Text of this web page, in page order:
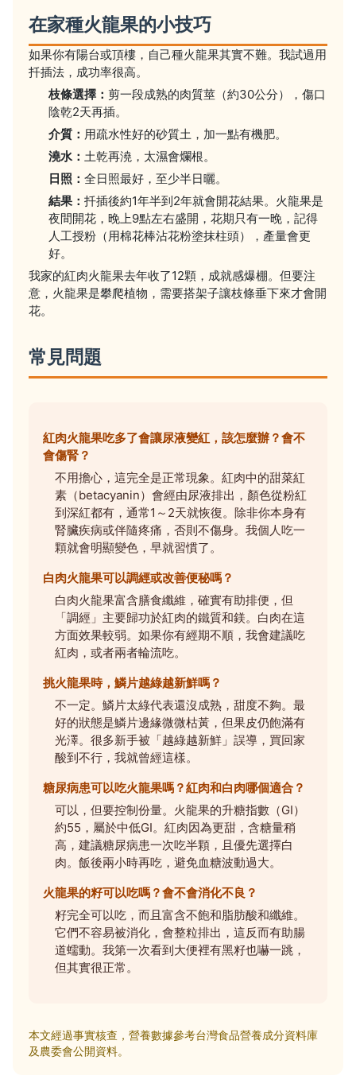
在家種火龍果的小技巧
如果你有陽台或頂樓，自己種火龍果其實不難。我試過用
扦插法，成功率很高。
枝條選擇： 剪一段成熟的肉質莖（約30公分），傷口
陰乾2天再插。
介質： 用疏水性好的砂質土，加一點有機肥。
澆水： 土乾再澆，太濕會爛根。
日照： 全日照最好，至少半日曬。
結果： 扦插後約1年半到2年就會開花結果。火龍果是
夜間開花，晚上9點左右盛開，花期只有一晚，記得
人工授粉（用棉花棒沾花粉塗抹柱頭），產量會更
好。
我家的紅肉火龍果去年收了12顆，成就感爆棚。但要注
意，火龍果是攀爬植物，需要搭架子讓枝條垂下來才會開
花。
常見問題
紅肉火龍果吃多了會讓尿液變紅，該怎麼辦？會不
會傷腎？
不用擔心，這完全是正常現象。紅肉中的甜菜紅
素（betacyanin）會經由尿液排出，顏色從粉紅
到深紅都有，通常1～2天就恢復。除非你本身有
腎臟疾病或伴隨疼痛，否則不傷身。我個人吃一
顆就會明顯變色，早就習慣了。
白肉火龍果可以調經或改善便秘嗎？
白肉火龍果富含膳食纖維，確實有助排便，但
「調經」主要歸功於紅肉的鐵質和鎂。白肉在這
方面效果較弱。如果你有經期不順，我會建議吃
紅肉，或者兩者輪流吃。
挑火龍果時，鱗片越綠越新鮮嗎？
不一定。鱗片太綠代表還沒成熟，甜度不夠。最
好的狀態是鱗片邊緣微微枯黃，但果皮仍飽滿有
光澤。很多新手被「越綠越新鮮」誤導，買回家
酸到不行，我就曾經這樣。
糖尿病患可以吃火龍果嗎？紅肉和白肉哪個適合？
可以，但要控制份量。火龍果的升糖指數（GI）
約55，屬於中低GI。紅肉因為更甜，含糖量稍
高，建議糖尿病患一次吃半顆，且優先選擇白
肉。飯後兩小時再吃，避免血糖波動過大。
火龍果的籽可以吃嗎？會不會消化不良？
籽完全可以吃，而且富含不飽和脂肪酸和纖維。
它們不容易被消化，會整粒排出，這反而有助腸
道蠕動。我第一次看到大便裡有黑籽也嚇一跳，
但其實很正常。
本文經過事實核查，營養數據參考台灣食品營養成分資料庫
及農委會公開資料。